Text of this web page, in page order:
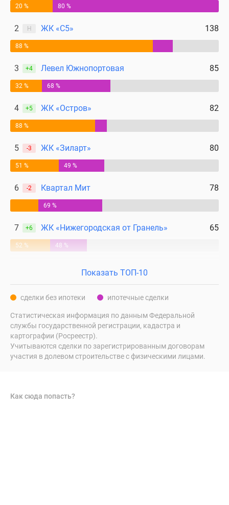
поселки
Коттеджные
ипотеку
центры
Коттеджи
Скидки
акции
Макс
20 % 80 %
2 Н ЖК «С5» 138
88 %
3 +4 Левел Южнопортовая 85
32 % 68 %
4 +5 ЖК «Остров» 82
88 %
5 -3 ЖК «Зиларт» 80
51 % 49 %
6 -2 Квартал Мит 78
69 %
7 +6 ЖК «Нижегородская от Гранель» 65
52 % 48 %
Показать ТОП-10
сделки без ипотеки ипотечные сделки
Статистическая информация по данным Федеральной
службы государственной регистрации, кадастра и
картографии (Росреестр).
Учитываются сделки по зарегистрированным договорам
участия в долевом строительстве с физическими лицами.
Как сюда попасть?